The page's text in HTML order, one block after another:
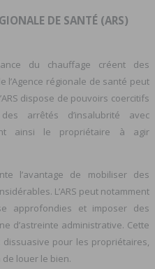
DE SANTÉ (ARS)
du chauffage créent des
l’Agence régionale de santé peut
dispose de pouvoirs coercitifs
arrêtés d’insalubrité avec
ainsi le propriétaire à agir
l’avantage de mobiliser des
L’ARS peut notamment
approfondies et imposer des
d’astreinte administrative. Cette
dissuasive pour les propriétaires,
de louer le bien.